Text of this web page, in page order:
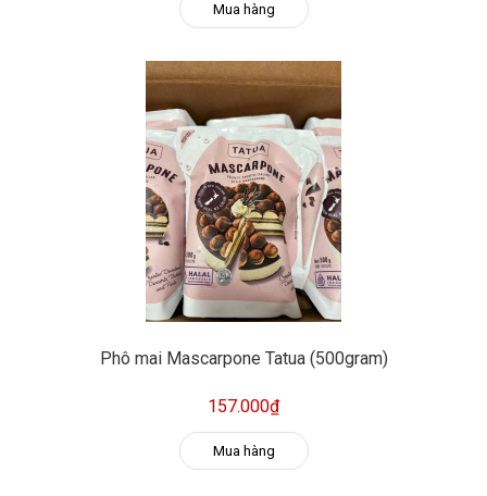
Mua hàng
Phô mai Mascarpone Tatua (500gram)
157.000₫
Mua hàng